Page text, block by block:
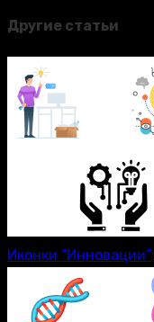
Другие статьи
Иконки “Инновации”